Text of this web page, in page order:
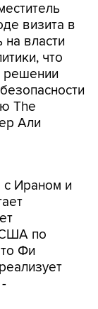
визита в
власти
что
решении
The
Али
с Ираном и
США по
Фи